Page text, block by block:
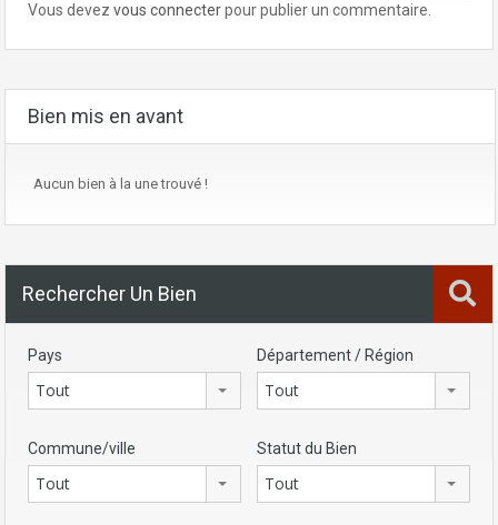
Vous devez vous connecterpour publier un commentaire.
Bien mis en avant
Aucun bien à la une trouvé !
Rechercher Un Bien
Pays
Tout
Département / Région
Tout
Commune/ville
Tout
Statut du Bien
Tout